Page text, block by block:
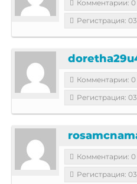
Комментарии: 0
Регистрация:
Комментарии: 0
Регистрация:
Комментарии: 0
Регистрация: